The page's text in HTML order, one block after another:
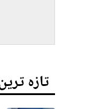
تازہ